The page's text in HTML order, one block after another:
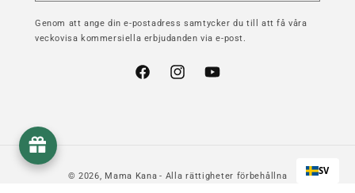
Genom att ange din e-postadress samtycker du till att få våra
veckovisa kommersiella erbjudanden via e-post.
FacebookInstagramYouTube
© 2026, Mama Kana - Alla rättigheter förbehållna SV